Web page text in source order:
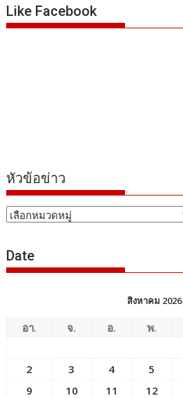
Like Facebook
หัวข้อข่าว
หัวข้อ
Date
สิงหาคม 2026
อา. จ. อ. พ.
2
3 4 5
9
10 11 12